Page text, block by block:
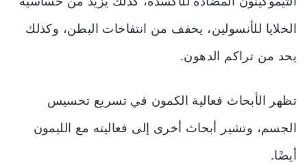
الخلايا للأنسولين، يخفف من انتفاخات البطن، وكذلك
يحد من تراكم الدهون.
تظهر الأبحاث فعالية الكمون في تسريع تخسيس
الجسم، وتشير أبحاث أخرى إلى فعاليته مع الليمون
أيضًا.